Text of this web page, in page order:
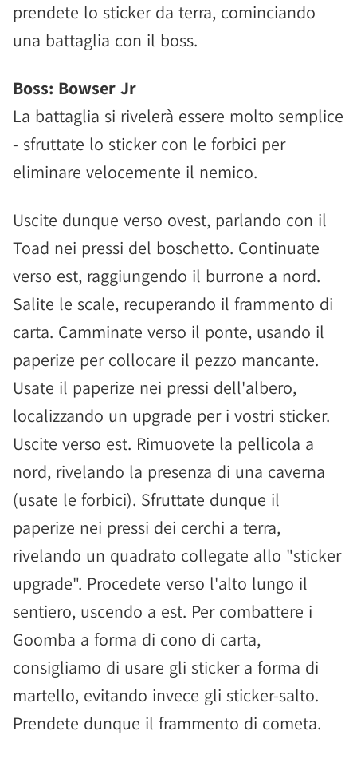
prendete lo sticker da terra, cominciando
una battaglia con il boss.
Boss: Bowser Jr
La battaglia si rivelerà essere molto semplice
- sfruttate lo sticker con le forbici per
eliminare velocemente il nemico.
Uscite dunque verso ovest, parlando con il
Toad nei pressi del boschetto. Continuate
verso est, raggiungendo il burrone a nord.
Salite le scale, recuperando il frammento di
carta. Camminate verso il ponte, usando il
paperize per collocare il pezzo mancante.
Usate il paperize nei pressi dell'albero,
localizzando un upgrade per i vostri sticker.
Uscite verso est. Rimuovete la pellicola a
nord, rivelando la presenza di una caverna
(usate le forbici). Sfruttate dunque il
paperize nei pressi dei cerchi a terra,
rivelando un quadrato collegate allo "sticker
upgrade". Procedete verso l'alto lungo il
sentiero, uscendo a est. Per combattere i
Goomba a forma di cono di carta,
consigliamo di usare gli sticker a forma di
martello, evitando invece gli sticker-salto.
Prendete dunque il frammento di cometa.